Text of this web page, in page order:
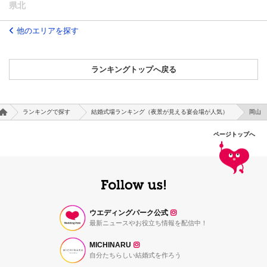
県北
他のエリアを探す
ランキングトップへ戻る
ランキングで探す 結婚式場ランキング（夜景が見える宴会場が人気） 岡山
ページトップへ
ウエディングパーク公式
最新ニュースやお役立ち情報を配信中！
MICHINARU
自分たちらしい結婚式を作ろう